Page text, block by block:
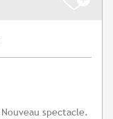
spectacle.